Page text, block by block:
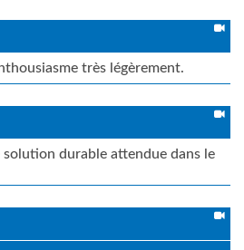
très légèrement.
solution durable attendue dans le